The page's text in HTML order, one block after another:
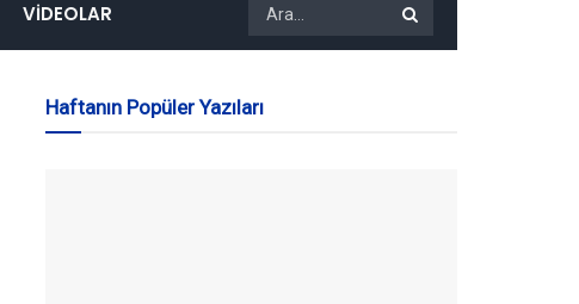
VIDEOLAR
Haftanın Popüler Yazıları